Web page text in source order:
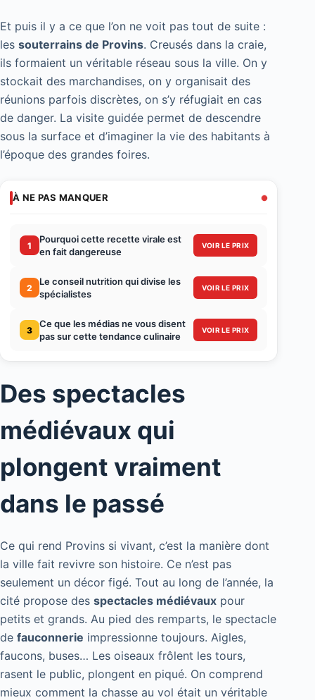
Et puis il y a ce que l’on ne voit pas tout de suite :
les souterrains de Provins. Creusés dans la craie,
ils formaient un véritable réseau sous la ville. On y
stockait des marchandises, on y organisait des
réunions parfois discrètes, on s’y réfugiait en cas
de danger. La visite guidée permet de descendre
sous la surface et d’imaginer la vie des habitants à
l’époque des grandes foires.
À NE PAS MANQUER
1
Pourquoi cette recette virale est
en fait dangereuse
VOIR LE PRIX
2
Le conseil nutrition qui divise les
spécialistes
VOIR LE PRIX
3
Ce que les médias ne vous disent
pas sur cette tendance culinaire
VOIR LE PRIX
Des spectacles
médiévaux qui
plongent vraiment
dans le passé
Ce qui rend Provins si vivant, c’est la manière dont
la ville fait revivre son histoire. Ce n’est pas
seulement un décor figé. Tout au long de l’année, la
cité propose des spectacles médiévaux pour
petits et grands. Au pied des remparts, le spectacle
de fauconnerie impressionne toujours. Aigles,
faucons, buses… Les oiseaux frôlent les tours,
rasent le public, plongent en piqué. On comprend
mieux comment la chasse au vol était un véritable